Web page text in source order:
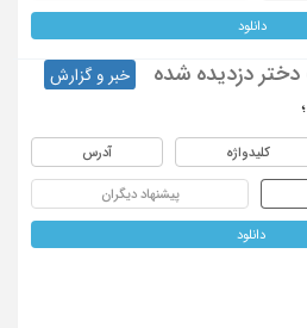
دانلود
دختر دزدیده شده
خبر و گزارش
؛
کلیدواژه آدرس
پیشنهاد دیگران
دانلود